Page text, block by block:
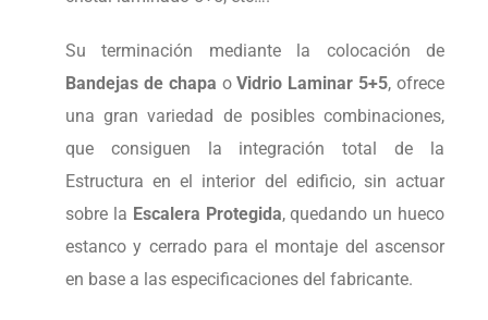
Su terminación mediante la colocación de
Bandejas de chapa oVidrio Laminar 5+5, ofrece
una gran variedad de posibles combinaciones,
que consiguen la integración total de la
Estructura en el interior del edificio, sin actuar
sobre la Escalera Protegida, quedando un hueco
estanco y cerrado para el montaje del ascensor
en base a las especificaciones del fabricante.